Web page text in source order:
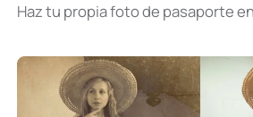
Haz tu propia foto de pasaporte